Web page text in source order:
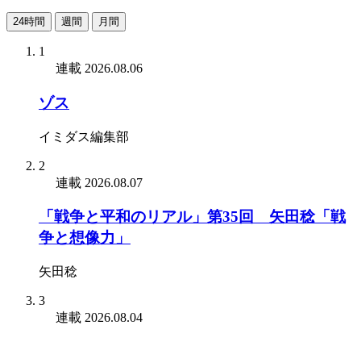
24時間 週間 月間
1
連載 2026.08.06
ゾス
イミダス編集部
2
連載 2026.08.07
「戦争と平和のリアル」第35回 矢田稔「戦
争と想像力」
矢田稔
3
連載 2026.08.04